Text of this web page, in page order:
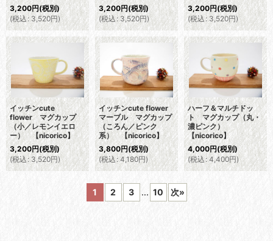
3,200円(税別)
(税込 : 3,520円)
3,200円(税別)
(税込: 3,520円)
3,200円(税別)
(税込 : 3,520円)
イッチンcute
flower マグカップ
（小／レモンイエロ
ー） 【nicorico】
3,200円(税別)
(税込 : 3,520円)
イッチンcute flower
マーブル マグカップ
（ころん／ピンク
系） 【nicorico】
3,800円(税別)
(税込: 4,180円)
ハーフ＆マルチドッ
ト マグカップ（丸・
濃ピンク）
【nicorico】
4,000円(税別)
(税込: 4,400円)
1 2 3 ... 10 次»